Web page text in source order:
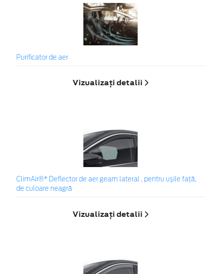
Purificator de aer
Vizualizați detalii
ClimAir®* Deflector de aer geam lateral , pentru ușile față,
de culoare neagră
Vizualizați detalii